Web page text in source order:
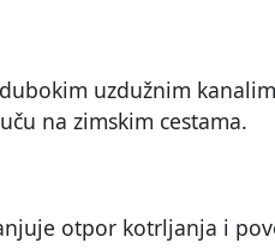
uzdužnim
na zimskim cestama.
otpor kotrljanja i